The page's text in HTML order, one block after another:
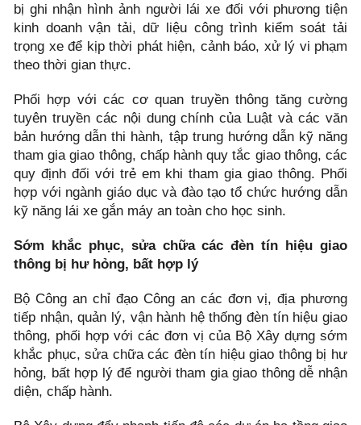
bị ghi nhận hình ảnh người lái xe đối với phương tiện
kinh doanh vận tải, dữ liệu công trình kiểm soát tải
trọng xe để kịp thời phát hiện, cảnh báo, xử lý vi phạm
theo thời gian thực.
Phối hợp với các cơ quan truyền thông tăng cường
tuyên truyền các nội dung chính của Luật và các văn
bản hướng dẫn thi hành, tập trung hướng dẫn kỹ năng
tham gia giao thông, chấp hành quy tắc giao thông, các
quy định đối với trẻ em khi tham gia giao thông. Phối
hợp với ngành giáo dục và đào tạo tổ chức hướng dẫn
kỹ năng lái xe gắn máy an toàn cho học sinh.
Sớm khắc phục, sửa chữa các đèn tín hiệu giao
thông bị hư hỏng, bất hợp lý
Bộ Công an chỉ đạo Công an các đơn vị, địa phương
tiếp nhận, quản lý, vận hành hệ thống đèn tín hiệu giao
thông, phối hợp với các đơn vị của Bộ Xây dựng sớm
khắc phục, sửa chữa các đèn tín hiệu giao thông bị hư
hỏng, bất hợp lý để người tham gia giao thông dễ nhận
diện, chấp hành.